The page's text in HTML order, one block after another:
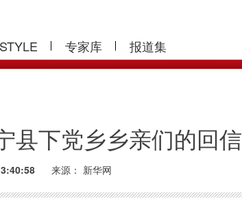
专家库 报道集
县下党乡乡亲们的回信
来源： 新华网